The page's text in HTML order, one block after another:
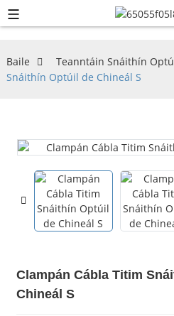
Baile Teanntáin Snáithín
Snáithín Optúil de Chineál S
Clampán Cábla Titim
Chineál S